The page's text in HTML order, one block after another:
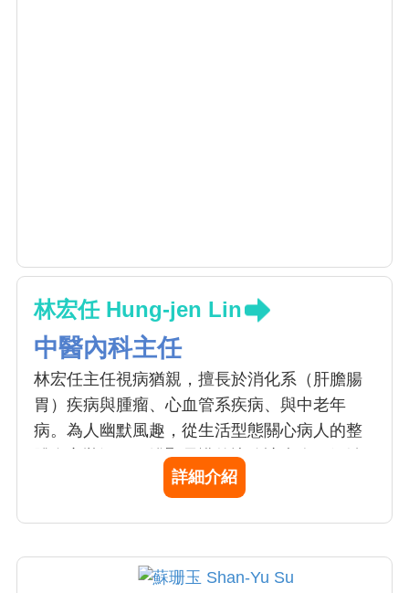
林宏任 Hung-jen Lin
中醫內科主任
林宏任主任視病猶親，擅長於消化系（肝膽腸
胃）疾病與腫瘤、心血管系疾病、與中老年
病。為人幽默風趣，從生活型態關心病人的整
體身心狀況，用淺顯易懂的比喻讓病人了解治
療方式，幫助患者重獲健康。
詳細介紹